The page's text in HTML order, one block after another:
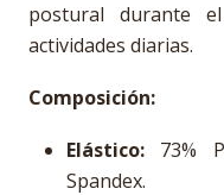
postural durante
actividades diarias.
Composición:
Elástico: 73%
Spandex.